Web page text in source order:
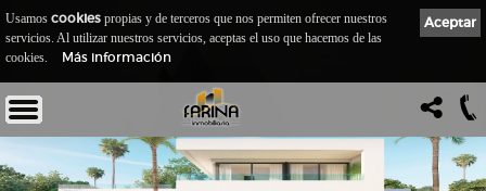
Aceptar
Usamos cookies propias y de terceros que nos permiten ofrecer nuestros
servicios. Al utilizar nuestros servicios, aceptas el uso que hacemos de las
cookies.
Más información